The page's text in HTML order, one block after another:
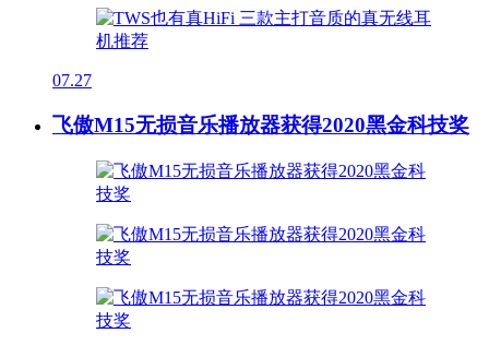
07.27
飞傲M15无损音乐播放器获得2020黑金科技奖